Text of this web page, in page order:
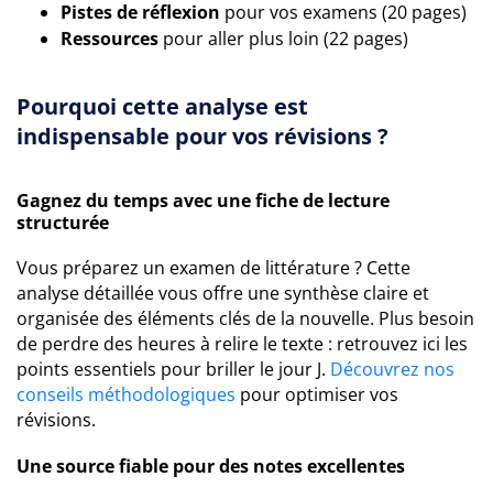
Pistes de réflexion pour vos examens (20 pages)
Ressources pour aller plus loin (22 pages)
Pourquoi cette analyse est
indispensable pour vos révisions ?
Gagnez du temps avec une fiche de lecture
structurée
Vous préparez un examen de littérature ? Cette
analyse détaillée vous offre une synthèse claire et
organisée des éléments clés de la nouvelle. Plus besoin
de perdre des heures à relire le texte : retrouvez ici les
points essentiels pour briller le jour J. Découvrez nos
conseils méthodologiques pour optimiser vos
révisions.
Une source fiable pour des notes excellentes